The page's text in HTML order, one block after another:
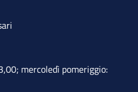
mercoledì pomeriggio: